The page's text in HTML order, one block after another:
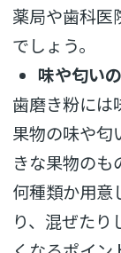
薬局や歯科医
でしょう。
味や匂い
歯磨き粉には
果物の味や匂
きな果物のも
何種類か用意
り、混ぜたり